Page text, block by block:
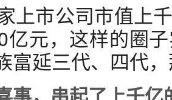
上市公司市值上
亿元，这样的圈
富延三代、四代